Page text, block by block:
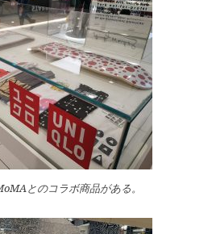
とのコラボ商品がある。